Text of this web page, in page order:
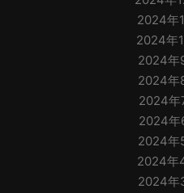
2024年
2024年
2024年
2024年
2024年
2024年
2024年
2024年
2024年